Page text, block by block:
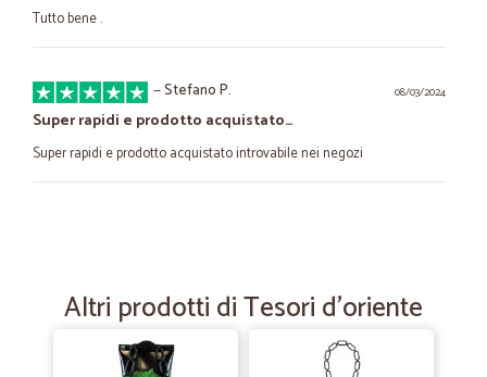
Tutto bene .
08/03/2024
—Stefano P.
Super rapidi e prodotto acquistato…
Super rapidi e prodotto acquistato introvabile nei negozi
—Graziano P.
Altri prodotti di Tesori d'oriente